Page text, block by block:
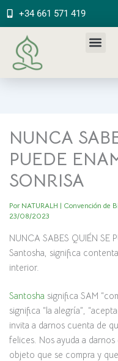
contenido
+34 661 571 419
NUNCA
PUEDE
SONRISA
Por NATURALH | Convención de
23/08/2023
NUNCA SABES QUIÉN SE
Santosha, significa
interior.
Santoshasignifica SAM
significa “la alegría”,
invita a darnos cuenta de
felices. Nos ayuda a
objeto que se compra y